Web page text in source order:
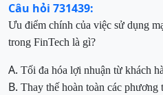
Câu hỏi 731439:
Ưu điểm chính của việc sử dụng
trong FinTech là gì?
A. Tối đa hóa lợi nhuận từ khách
B. Thay thế hoàn toàn các